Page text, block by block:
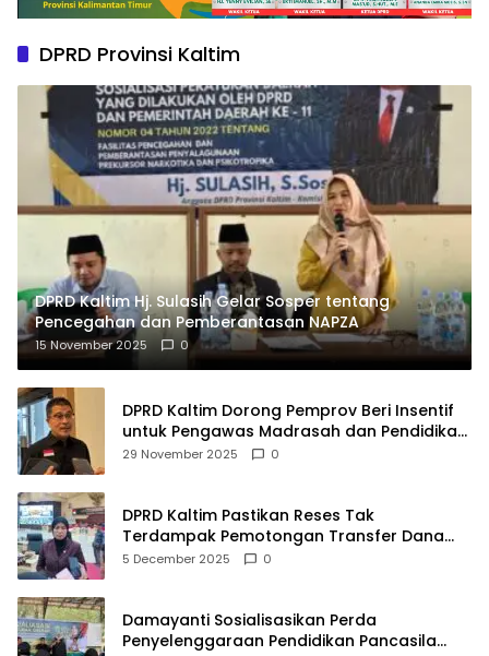
DPRD Provinsi Kaltim
DPRD Kaltim Hj. Sulasih Gelar Sosper tentang
Pencegahan dan Pemberantasan NAPZA
15 November 2025 0
DPRD Kaltim Dorong Pemprov Beri Insentif
untuk Pengawas Madrasah dan Pendidikan
Agama
29 November 2025 0
DPRD Kaltim Pastikan Reses Tak
Terdampak Pemotongan Transfer Dana
Pusat
5 December 2025 0
Damayanti Sosialisasikan Perda
Penyelenggaraan Pendidikan Pancasila